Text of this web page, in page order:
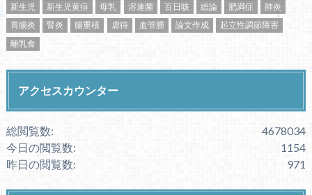
新生児
新生児黄疸 母乳 溶連菌 百日咳 総論 肥満症
肺炎
胃腸炎
腎炎 腸重積 虐待 血管腫 論文作成
起立性調節障害
離乳食
アクセスカウンター
4678034
総閲覧数:
1154
今日の閲覧数:
971
昨日の閲覧数: